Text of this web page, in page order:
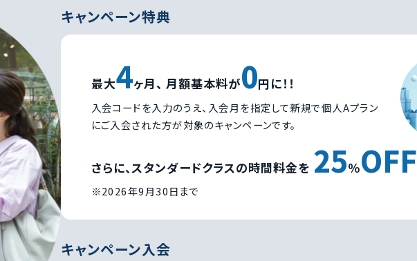
キャンペーン特典
最大4ヶ月、 月額基本料が0円に！！
入会コードを入力のうえ、入会月を指定して新規で個人Aプラン
にご入会された方が対象のキャンペーンです。
さらに、スタンダードクラスの時間料金を 25％OFF
※2026年9月30日まで
キャンペーン入会